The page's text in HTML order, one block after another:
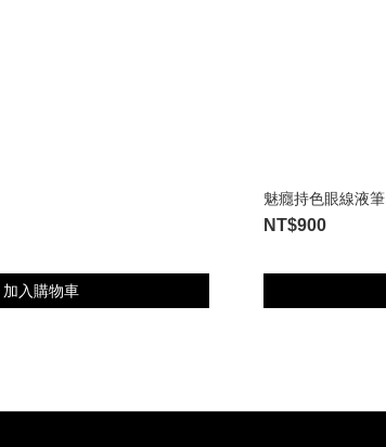
加入購物車
魅癮持色眼線液筆
NT$900